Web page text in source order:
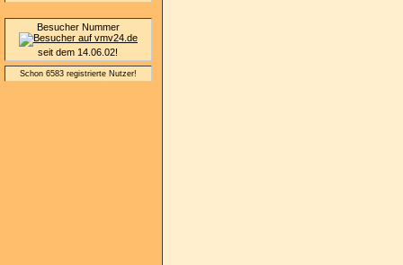
Besucher Nummer
seit dem 14.06.02!
Schon 6583 registrierte Nutzer!